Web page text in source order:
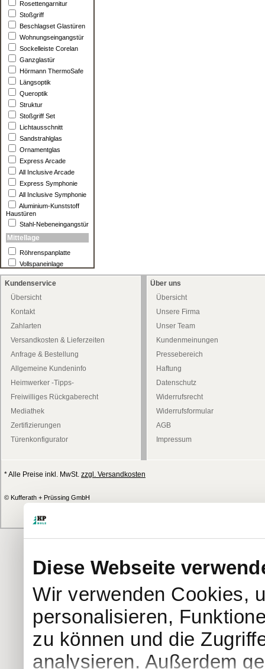
Diese Webseite
Wir verwenden Cookies,
personalisieren,
zu können und die
analysieren. Außerdem
Rosettengarnitur
Stoßgriff
Beschlagset Glastüren
Wohnungseingangstür
Sockelleiste Corelan
Ganzglastür
Hörmann ThermoSafe
Längsoptik
Queroptik
Struktur
Stoßgriff Set
Lichtausschnitt
Sandstrahlglas
Ornamentglas
Express Arcade
All Inclusive Arcade
Express Symphonie
All Inclusive Symphonie
Aluminium-Kunststoff
Haustüren
Stahl-Nebeneingangstür
Mittellage
Röhrenspanplatte
Vollspaneinlage
Kundenservice
Übersicht
Kontakt
Zahlarten
Versandkosten & Lieferzeiten
Anfrage & Bestellung
Allgemeine Kundeninfo
Heimwerker -Tipps-
Freiwilliges Rückgaberecht
Mediathek
Zertifizierungen
Türenkonfigurator
Über uns
Übersicht
Unsere Firma
Unser Team
Kundenmeinungen
Pressebereich
Haftung
Datenschutz
Widerrufsrecht
Widerrufsformular
AGB
Impressum
* Alle Preise inkl. MwSt. zzgl. Versandkosten
© Kufferath + Prüssing GmbH